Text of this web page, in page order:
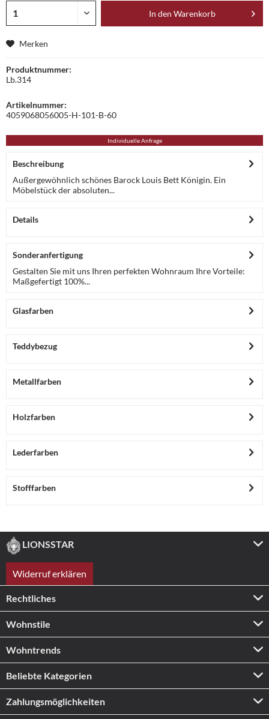
In den Warenkorb
Merken
Produktnummer:
Lb.314
Artikelnummer:
4059068056005-H-101-B-60
Individuelle Anfrage
Beschreibung
Außergewöhnlich schönes Barock Louis Bett Königin. Ein
Möbelstück der absoluten...
Details
Sonderanfertigung
Gestalten Sie mit uns Ihren perfekten Wohnraum Ihre Vorteile:
Maßgefertigt 100%...
Glasfarben
Teddybezug
Metallfarben
Holzfarben
Lederfarben
Stofffarben
LIONSSTAR
Widerruf erklären
Rechtliches
Wohnstile
Wohntrends
Beliebte Kategorien
Zahlungs­möglichkeiten